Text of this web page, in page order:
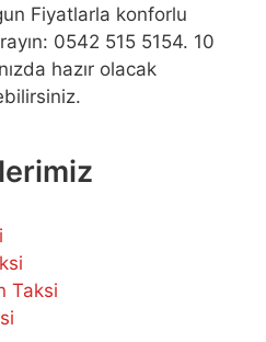
Fiyatlarla konforlu
0542 515 5154. 10
hazır olacak
Taksi